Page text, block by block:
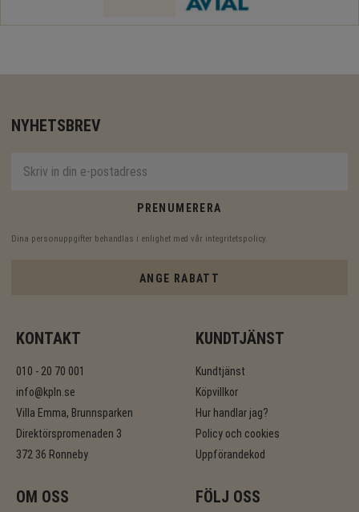
NYHETSBREV
PRENUMERERA
Dina personuppgifter behandlas i enlighet med vår integritetspolicy
ANGE RABATT
KONTAKT
010 - 20 70 001
info@kpln.se
Villa Emma, Brunnsparken
Direktörspromenaden 3
372 36 Ronneby
KUNDTJÄNST
Kundtjänst
Köpvillkor
Hur handlar jag?
Policy och cookies
Uppförandekod
OM OSS FÖLJ OSS